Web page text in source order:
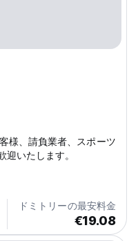
様、請負業者、スポーツ
いたします。
ドミトリーの最安料金
€19.08